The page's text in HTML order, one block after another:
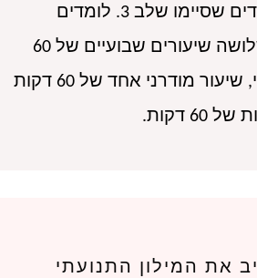
דקות.
את המילון התנועתי